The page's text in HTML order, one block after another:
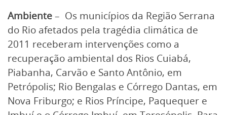
Ambiente– Os municípios da Região Serrana
do Rio afetados pela tragédia climática de
2011 receberam intervenções como a
recuperação ambiental dos Rios Cuiabá,
Piabanha, Carvão e Santo Antônio, em
Petrópolis; Rio Bengalas e Córrego Dantas, em
Nova Friburgo; e Rios Príncipe, Paquequer e